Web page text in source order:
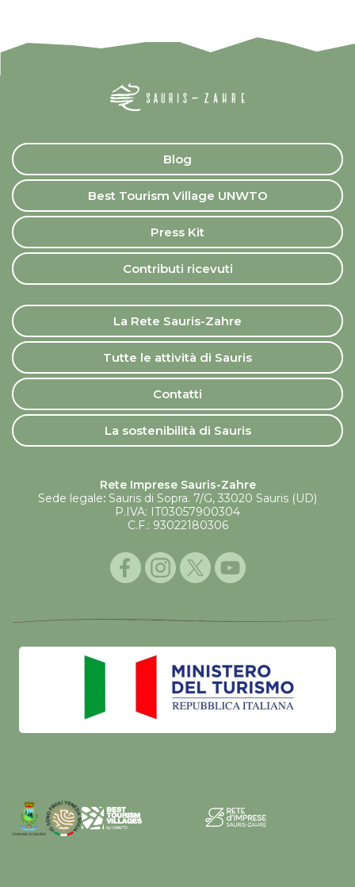
Blog
Best Tourism Village UNWTO
Press Kit
Contributi ricevuti
La Rete Sauris-Zahre
Tutte le attività di Sauris
Contatti
La sostenibilità di Sauris
Rete Imprese Sauris-Zahre
Sede legale: Sauris di Sopra. 7/G, 33020 Sauris (UD)
P.IVA: IT03057900304
C.F.: 93022180306